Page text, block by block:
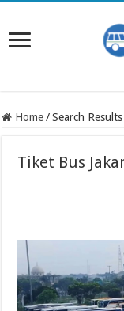
Home / Search
Tiket Bus